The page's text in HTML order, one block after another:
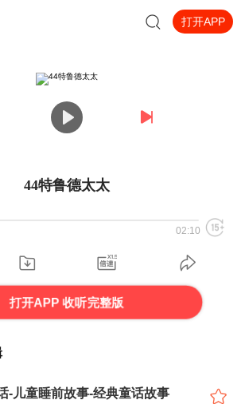
打开APP
44特鲁德太太
02:10
打开APP 收听完整版
-儿童睡前故事-经典童话故事